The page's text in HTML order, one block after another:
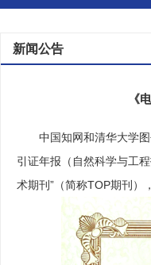
新闻公告
《
中国知网和清华大学图
引证年报（自然科学与工
术期刊 ” （简称TOP期刊）